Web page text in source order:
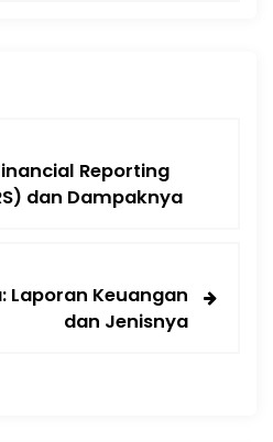
Reporting
dan Dampaknya
Laporan Keuangan
dan Jenisnya